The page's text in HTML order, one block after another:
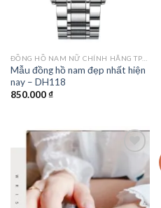
Mẫu đồng hồ nam đẹp nhất hiện
nay – DH118
850.000₫
Add to
wishlist